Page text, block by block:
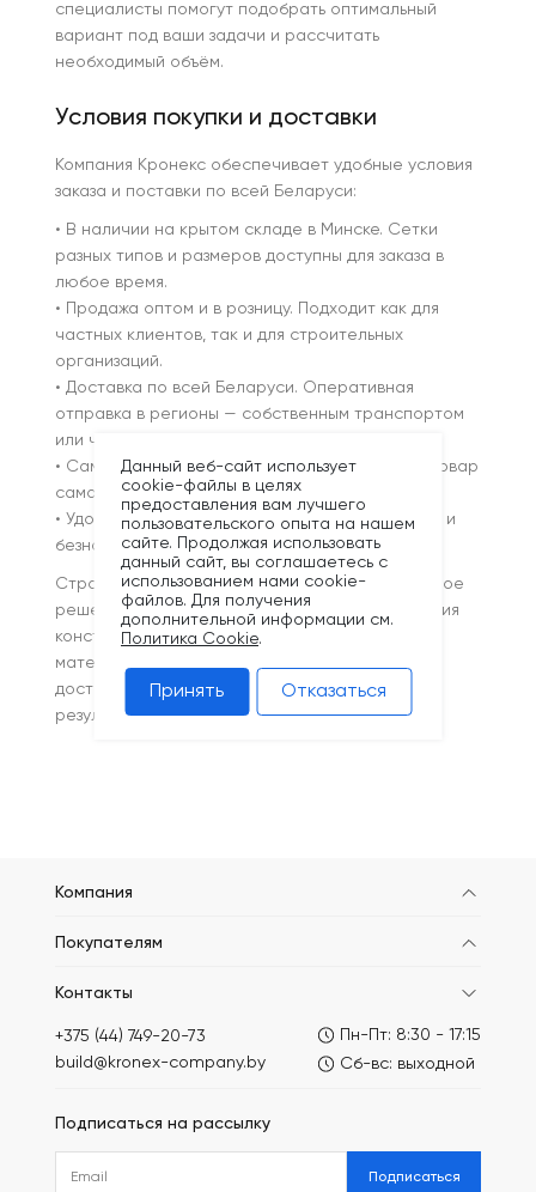
специалисты помогут подобрать оптимальный
вариант под ваши задачи и рассчитать
необходимый объём.
Условия покупки и доставки
Компания Кронекс обеспечивает удобные условия
заказа и поставки по всей Беларуси:
• В наличии на крытом складе в Минске. Сетки
разных типов и размеров доступны для заказа в
любое время.
• Продажа оптом и в розницу. Подходит как для
частных клиентов, так и для строительных
организаций.
• Доставка по всей Беларуси. Оперативная
отправка в регионы — собственным транспортом
или через надёжные службы.
• Самовывоз со склада. Возможность забрать товар
самостоятельно в удобное время.
• Удобная оплата. Наличные, банковские карты и
безналичный расчёт для юридических лиц.
Строительная сетка от Кронекс — это надёжное
решение для армирования, защиты и укрепления
конструкций. Мы предлагаем проверенные
материалы, стабильное качество и быструю
доставку. Купите сетку в Минске с гарантией
результата и поддержкой на каждом этапе!
Компания
Покупателям
Контакты
+375 (44) 749-20-73
build@kronex-company.by
Пн-Пт: 8:30 - 17:15
Сб-вс: выходной
Подписаться на рассылку
Подписаться
Данный веб-сайт использует
cookie-файлы в целях
предоставления вам лучшего
пользовательского опыта на нашем
сайте. Продолжая использовать
данный сайт, вы соглашаетесь с
использованием нами cookie-
файлов. Для получения
дополнительной информации см.
Политика Cookie.
Принять Отказаться